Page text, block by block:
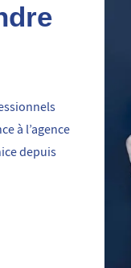
à l’agence
depuis